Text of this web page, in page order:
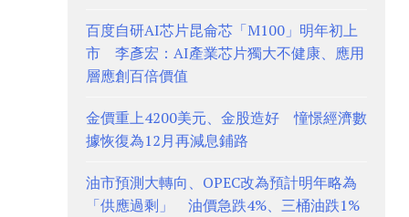
百度自研AI芯片昆侖芯「M100」明年初上
市 李彥宏：AI產業芯片獨大不健康、應用
層應創百倍價值
金價重上4200美元、金股造好 憧憬經濟數
據恢復為12月再減息鋪路
油市預測大轉向、OPEC改為預計明年略為
「供應過剩」 油價急跌4%、三桶油跌1%